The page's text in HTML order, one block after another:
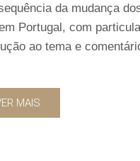
da mudança
Portugal, com
ao tema e
MAIS